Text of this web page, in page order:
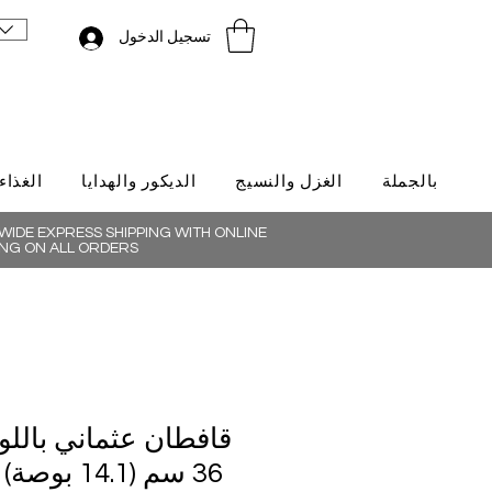
تسجيل الدخول
الديكور والهدايا الغزل والنسيج بالجملة
EXPRESS SHIPPING WITH ONLINE
ON ALL ORDERS
قافطان عثماني
36 سم